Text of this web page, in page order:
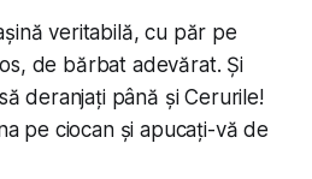
veritabilă, cu păr pe
de bărbat adevărat. Și
deranjați până și Cerurile!
pe ciocan și apucați-vă de